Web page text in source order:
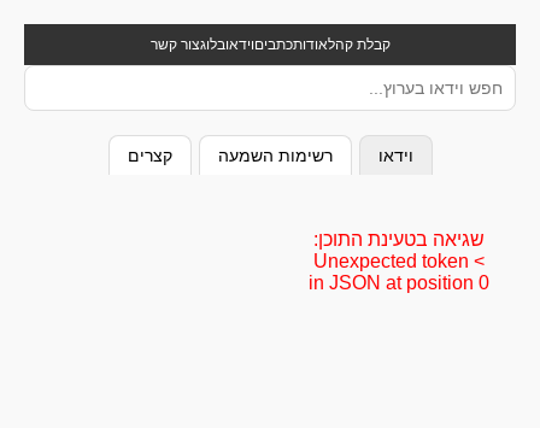
קבלת קהלאודותכתביםוידאובלוגצור קשר
וידאו רשימות השמעה קצרים
שגיאה בטעינת התוכן:
Unexpected token <
in JSON at position 0